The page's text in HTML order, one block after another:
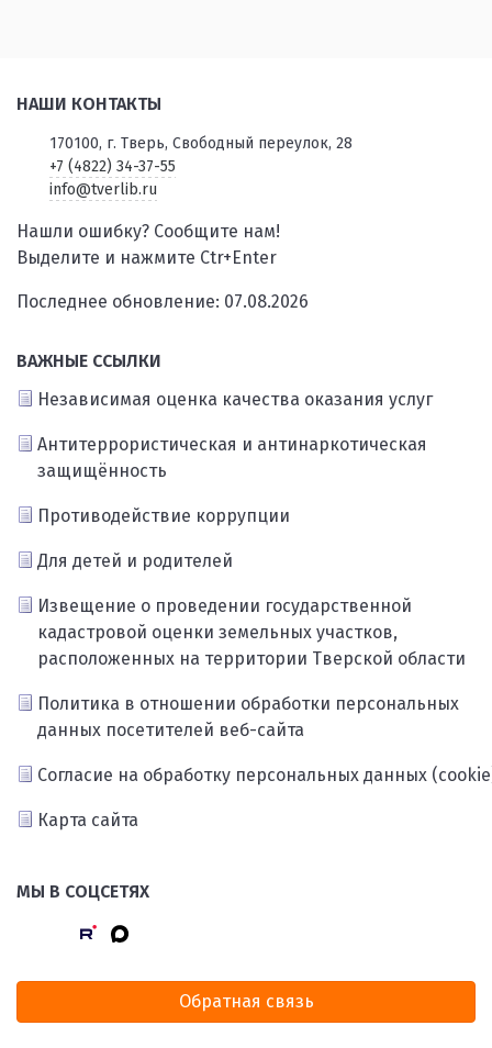
НАШИ КОНТАКТЫ
170100, г. Тверь, Свободный переулок, 28
+7 (4822) 34-37-55
info@tverlib.ru
Нашли ошибку? Сообщите нам!
Выделите и нажмите Ctr+Enter
Последнее обновление: 07.08.2026
ВАЖНЫЕ ССЫЛКИ
Независимая оценка качества оказания услуг
Антитеррористическая и антинаркотическая
защищённость
Противодействие коррупции
Для детей и родителей
Извещение о проведении государственной
кадастровой оценки земельных участков,
расположенных на территории Тверской области
Политика в отношении обработки персональных
данных посетителей веб-сайта
Согласие на обработку персональных данных
Карта сайта
МЫ В СОЦСЕТЯХ
Обратная связь